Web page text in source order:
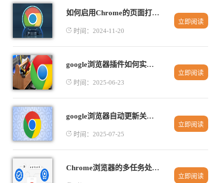
如何启用Chrome的页面打包功能
时间：2024-11-20
立即阅读
google浏览器插件如何实现网页自动翻译
时间：2025-06-23
立即阅读
google浏览器自动更新关闭与开启教程
时间：2025-07-25
立即阅读
Chrome浏览器的多任务处理性能评测与优化
立即阅读